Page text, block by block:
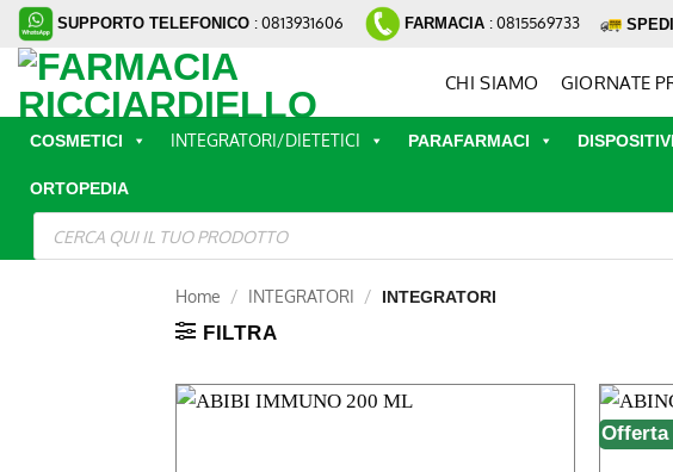
Salta
contenuti
SUPPORTO TELEFONICO : 0813931606 FARMACIA : 0815569733
CHI SIAMO GIORNATE
COSMETICI INTEGRATORI/DIETETICI PARAFARMACI
ORTOPEDIA
Ricerca
prodotti
Home / INTEGRATORI / INTEGRATORI
FILTRA
Offerta